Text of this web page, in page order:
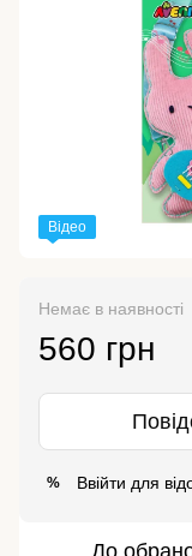
Відео
Немає в наявності
560 грн
% Ввійти для